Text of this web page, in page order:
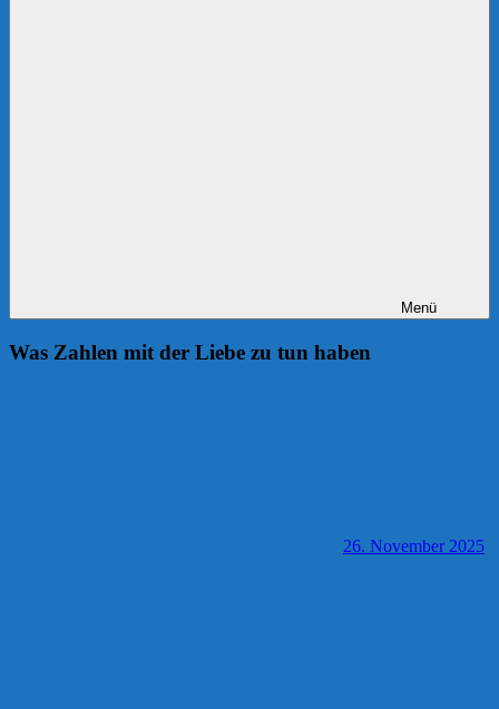
Menü
Was Zahlen mit der Liebe zu tun haben
26. November 2025